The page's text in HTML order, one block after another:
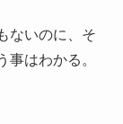
ないのに、そ
事はわかる。